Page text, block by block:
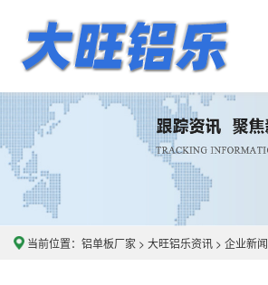
当前位置： 铝单板厂家 > 大旺铝乐资讯 > 企业新闻